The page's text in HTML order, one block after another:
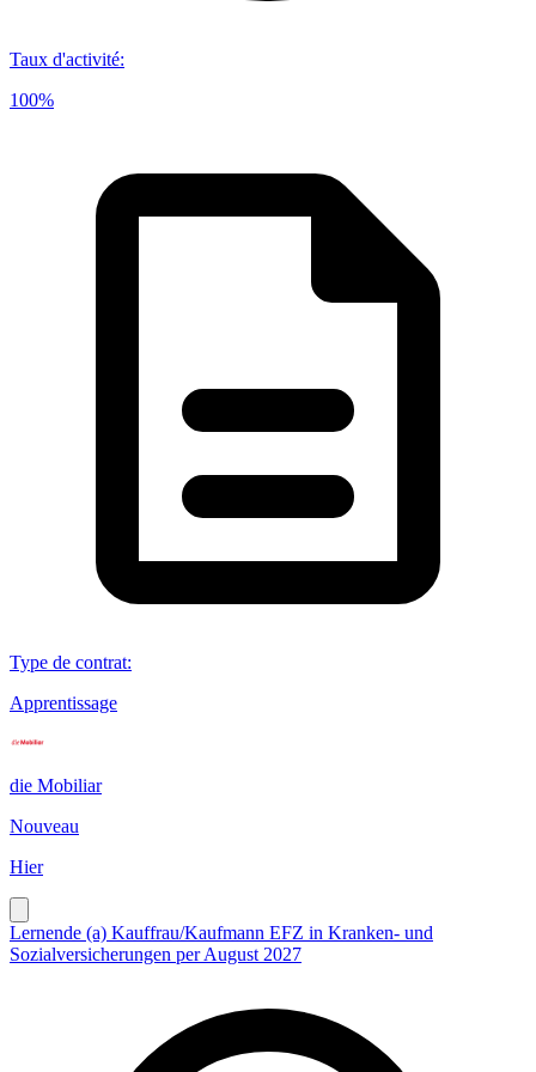
Taux d'activité:
100%
Type de contrat:
Apprentissage
die Mobiliar
Nouveau
Hier
Lernende (a) Kauffrau/Kaufmann EFZ in Kranken- und
Sozialversicherungen per August 2027